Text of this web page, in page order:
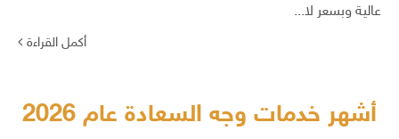
عالية وبسعر لا...
أكمل القراءة
أشهر خدمات وجه السعادة عام 2026